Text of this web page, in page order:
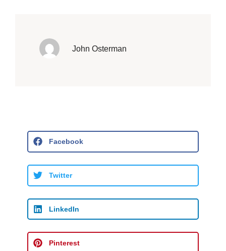
John Osterman
Facebook
Twitter
LinkedIn
Pinterest